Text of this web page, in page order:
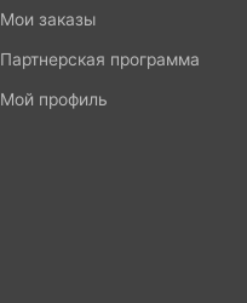
Мои заказы
Партнерская программа
Мой профиль